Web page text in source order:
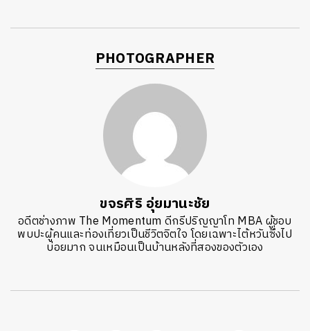
PHOTOGRAPHER
ขจรศิริ อุ่ยมานะชัย
อดีตช่างภาพ The Momentum ดีกรีปริญญาโท MBA ผู้ชอบ
พบปะผู้คนและท่องเที่ยวเป็นชีวิตจิตใจ โดยเฉพาะไต้หวันซึ่งไป
บ่อยมาก จนเหมือนเป็นบ้านหลังที่สองของตัวเอง